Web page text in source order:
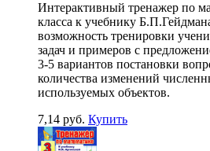
Интерактивный тренажер по
класса к учебнику
возможность тренировки
задач и примеров с
3-5 вариантов постановки
количества изменений
используемых объектов.
7,14 руб. Купить